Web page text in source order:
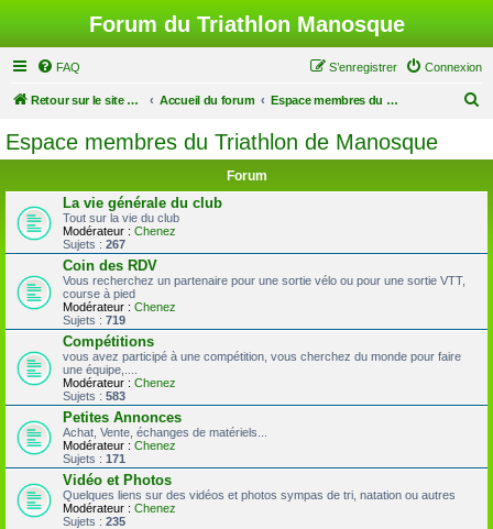
Forum du Triathlon Manosque
FAQ Connexion
S’enregistrer
Retour sur le site du Triathlon Accueil du forum Espace membres du Triathlon de Manosque
c
Espace membres du Triathlon de Manosque
Forum
La vie générale du club
Tout sur la vie du club
Modérateur : Chenez
Sujets : 267
Coin des RDV
Vous recherchez un partenaire pour une sortie vélo ou pour une sortie VTT,
course à pied
Modérateur : Chenez
Sujets : 719
Compétitions
vous avez participé à une compétition, vous cherchez du monde pour faire
une équipe,....
Modérateur : Chenez
Sujets : 583
Petites Annonces
Achat, Vente, échanges de matériels...
Modérateur : Chenez
Sujets : 171
Vidéo et Photos
Quelques liens sur des vidéos et photos sympas de tri, natation ou autres
Modérateur : Chenez
Sujets : 235